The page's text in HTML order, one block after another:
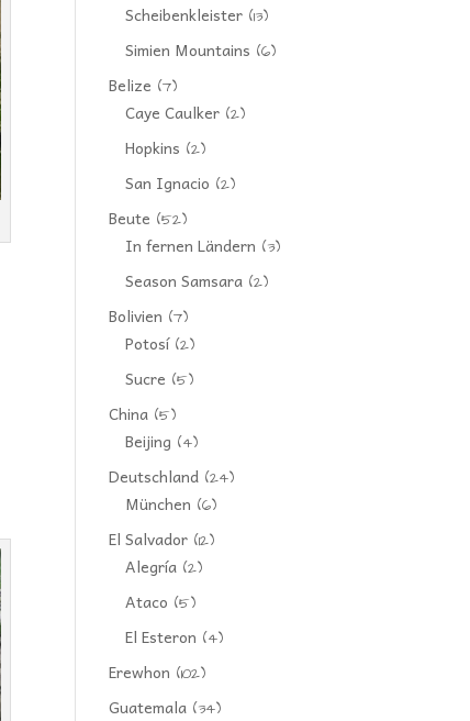
Scheibenkleister (13)
Simien Mountains (6)
Belize (7)
Caye Caulker (2)
Hopkins (2)
San Ignacio (2)
Beute (52)
In fernen Ländern (3)
Season Samsara (2)
Bolivien (7)
Potosí(2)
Sucre (5)
China (5)
Beijing (4)
Deutschland (24)
München (6)
El Salvador (12)
Alegría (2)
Ataco (5)
El Esteron (4)
Erewhon (102)
Guatemala (34)